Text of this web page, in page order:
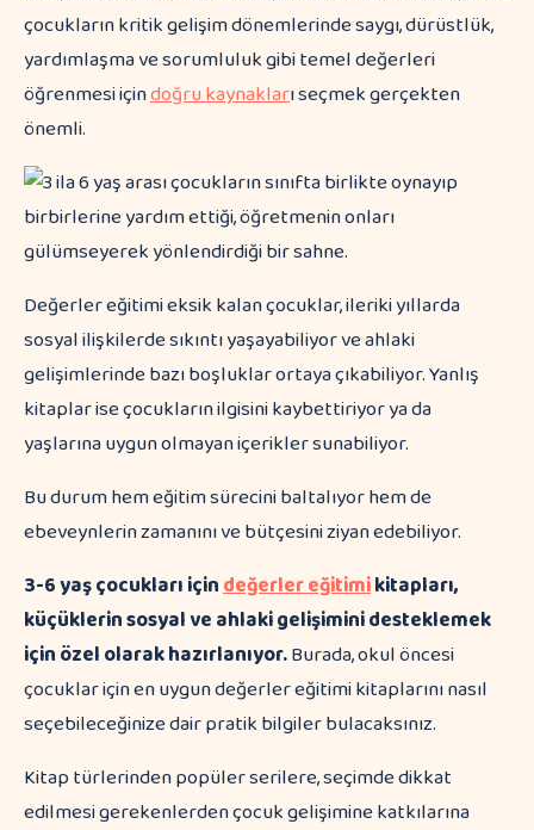
çocukların kritik gelişim dönemlerinde saygı, dürüstlük,
yardımlaşma ve sorumluluk gibi temel değerleri
öğrenmesi içindoğru kaynakları seçmek gerçekten
önemli.
Değerler eğitimi eksik kalan çocuklar, ileriki yıllarda
sosyal ilişkilerde sıkıntı yaşayabiliyor ve ahlaki
gelişimlerinde bazı boşluklar ortaya çıkabiliyor. Yanlış
kitaplar ise çocukların ilgisini kaybettiriyor ya da
yaşlarına uygun olmayan içerikler sunabiliyor.
Bu durum hem eğitim sürecini baltalıyor hem de
ebeveynlerin zamanını ve bütçesini ziyan edebiliyor.
3-6 yaş çocukları içindeğerler eğitimikitapları,
küçüklerin sosyal ve ahlaki gelişimini desteklemek
için özel olarak hazırlanıyor.Burada, okul öncesi
çocuklar için en uygun değerler eğitimi kitaplarını nasıl
seçebileceğinize dair pratik bilgiler bulacaksınız.
Kitap türlerinden popüler serilere, seçimde dikkat
edilmesi gerekenlerden çocuk gelişimine katkılarına